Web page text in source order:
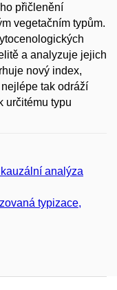
přičlenění
vegetačním typům.
a analyzuje jejich
nový index,
tak odráží
určitému typu
analýza
typizace,